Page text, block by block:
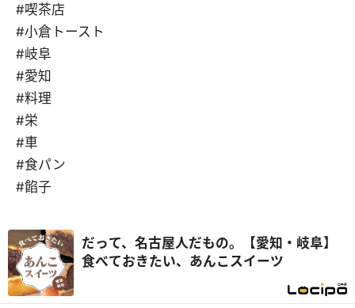
#喫茶店
#小倉トースト
#岐阜
#愛知
#料理
#栄
#車
#食パン
#餡子
だって、名古屋人だもの。【愛知・岐阜】
食べておきたい、あんこスイーツ